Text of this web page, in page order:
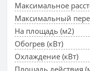
Максимальное
Максимальный
На площадь (м2)
Обогрев (кВт)
Охлаждение (кВт)